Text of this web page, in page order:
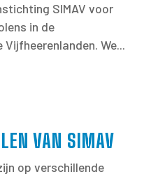
SIMAV voor
in de
We...
VAN SIMAV
op verschillende